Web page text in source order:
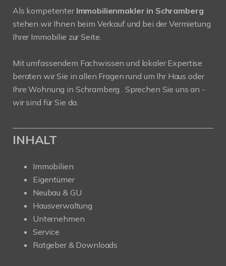
Als kompetenter Immobilienmakler in Schramberg
stehen wir Ihnen beim Verkauf und bei der Vermietung
Ihrer Immobilie zur Seite.
Mit umfassendem Fachwissen und lokaler Expertise
beraten wir Sie in allen Fragen rund um Ihr Haus oder
Ihre Wohnung in Schramberg . Sprechen Sie uns an -
wir sind für Sie da.
INHALT
Immobilien
Eigentümer
Neubau & GU
Hausverwaltung
Unternehmen
Service
Ratgeber & Downloads